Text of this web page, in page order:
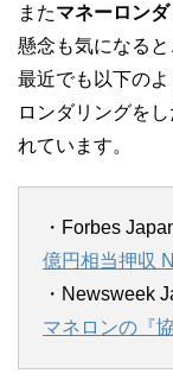
またマネーロン
懸念も気になると
最近でも以下のよ
ロンダリングを
れています。
・Forbes
億円相当押収
・Newsweek
マネロンの『